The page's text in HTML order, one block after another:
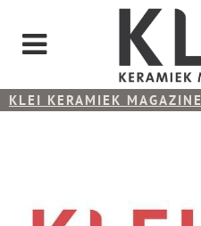
KLEI KERAMIEK MAGAZINE